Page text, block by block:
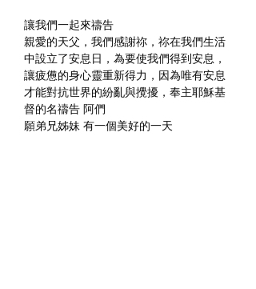
讓我們一起來禱告
親愛的天父，我們感謝祢，祢在我們生活
中設立了安息日，為要使我們得到安息，
讓疲憊的身心靈重新得力，因為唯有安息
才能對抗世界的紛亂與攪擾，奉主耶穌基
督的名禱告 阿們
願弟兄姊妹 有一個美好的一天